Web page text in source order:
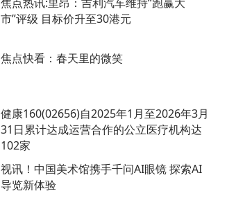
市”评级 目标价升至30港元
焦点快看：春天里的微笑
健康160(02656)自2025年1月至2026年3月
31日累计达成运营合作的公立医疗机构达
102家
视讯！中国美术馆携手千问AI眼镜 探索AI
导览新体验